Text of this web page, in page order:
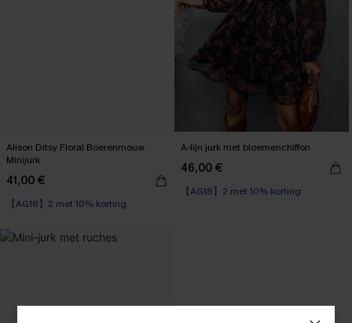
Alison Ditsy Floral Boerenmouw
Minijurk
41,00 €
【AG18】2 met 10% korting
【AG18】2 met 10% korting
A-lijn jurk met bloemenchiffon
46,00 €
【AG18】2 met 10% korting